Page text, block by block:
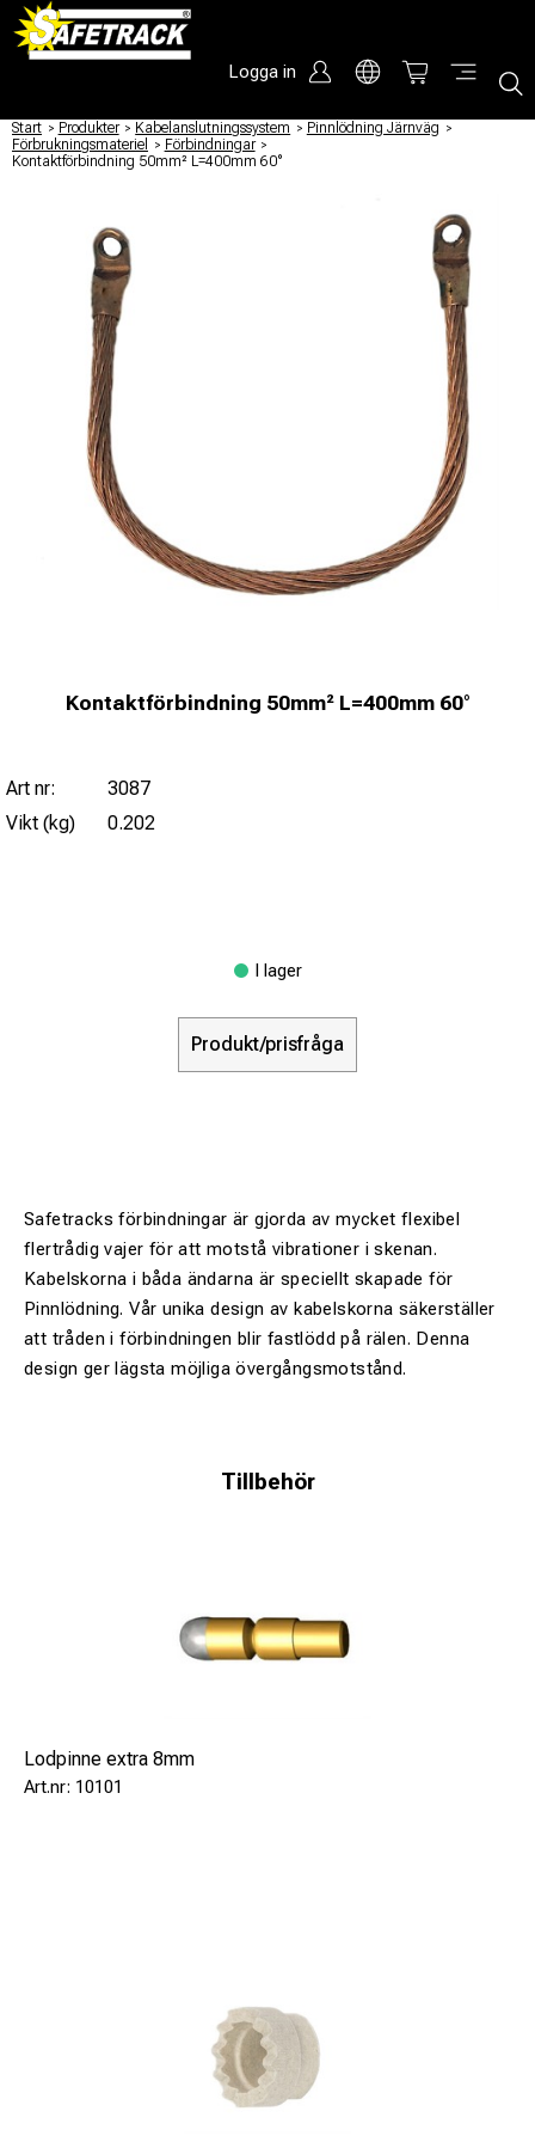
Logga in
Start / Produkter / Kabelanslutningssystem / Pinnlödning Järnväg /
Förbrukningsmateriel
/ Förbindningar /
Kontaktförbindning 50mm² L=400mm 60°
Kontaktförbindning 50mm² L=400mm 60°
Art nr:
3087
Vikt (kg)
0.202
I lager
Produkt/prisfråga
Safetracks förbindningar är gjorda av mycket flexibel
flertrådig vajer för att motstå vibrationer i skenan.
Kabelskorna i båda ändarna är speciellt skapade för
Pinnlödning. Vår unika design av kabelskorna säkerställer
att tråden i förbindningen blir fastlödd på rälen. Denna
design ger lägsta möjliga övergångsmotstånd.
Tillbehör
Lodpinne extra 8mm
10101